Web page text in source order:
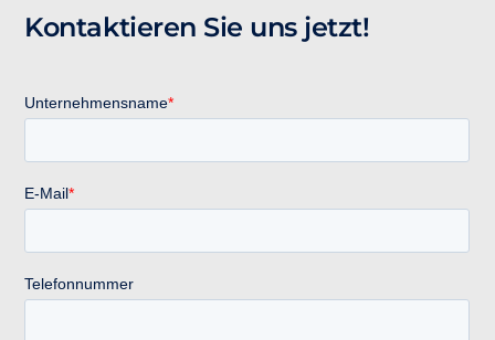
Kontaktieren Sie uns jetzt!